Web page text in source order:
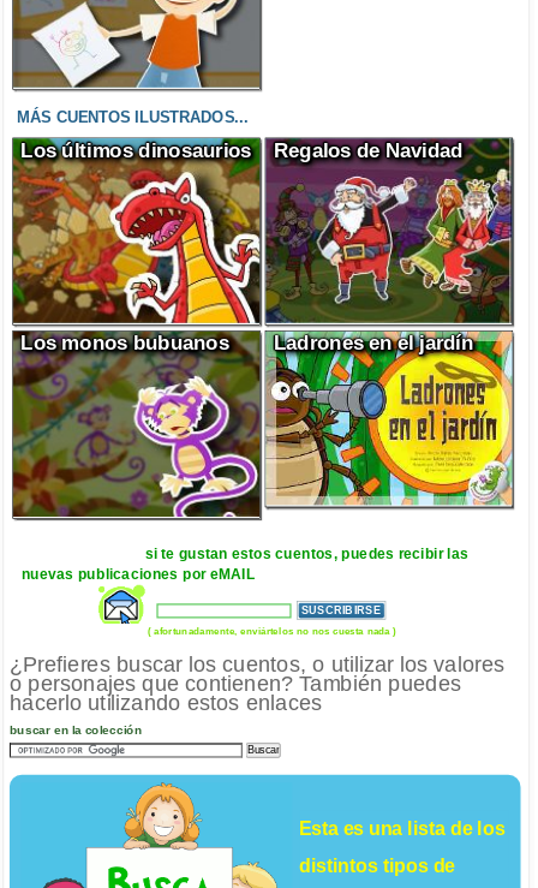
MÁS CUENTOS ILUSTRADOS...
Los últimos dinosaurios Regalos de Navidad
Los monos bubuanos Ladrones en el jardín
si te gustan estos cuentos, puedes recibir las
nuevas publicaciones por eMAIL
( afortunadamente, enviártelos no nos cuesta nada )
¿Prefieres buscar los cuentos, o utilizar los valores
o personajes que contienen? También puedes
hacerlo utilizando estos enlaces
buscar en la colección
Esta es una lista de los
distintos tipos de